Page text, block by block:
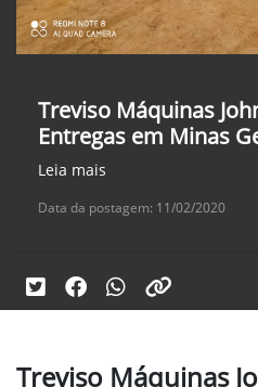
Treviso Máquinas
Entregas em Minas
Leia mais
Data da postagem: 11/02/2020
Treviso Máquinas